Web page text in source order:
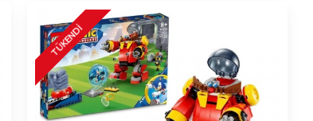
TÜKENDI